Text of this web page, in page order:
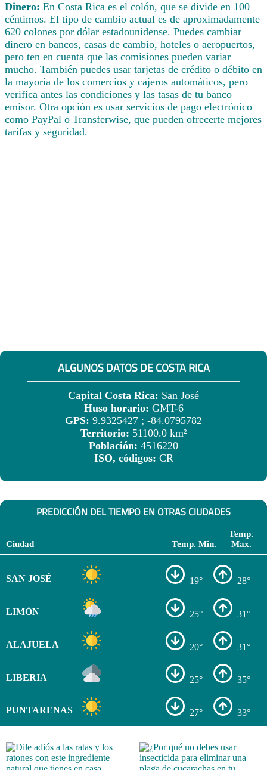
Dinero: En Costa Rica es el colón, que se divide en 100
céntimos. El tipo de cambio actual es de aproximadamente
620 colones por dólar estadounidense. Puedes cambiar
dinero en bancos, casas de cambio, hoteles o aeropuertos,
pero ten en cuenta que las comisiones pueden variar
mucho. También puedes usar tarjetas de crédito o débito en
la mayoría de los comercios y cajeros automáticos, pero
verifica antes las condiciones y las tasas de tu banco
emisor. Otra opción es usar servicios de pago electrónico
como PayPal o Transferwise, que pueden ofrecerte mejores
tarifas y seguridad.
ALGUNOS DATOS DE COSTA RICA
Capital Costa Rica: San José
Huso horario: GMT-6
GPS: 9.9325427 ; -84.0795782
Territorio: 51100.0 km²
Población: 4516220
ISO, códigos: CR
PREDICCIÓN DEL TIEMPO EN OTRAS CIUDADES
Ciudad Temp. Min.
Temp.
Max.
SAN JOSÉ 19° 28°
LIMÓN 25° 31°
ALAJUELA 20° 31°
LIBERIA 25° 35°
PUNTARENAS 27° 33°